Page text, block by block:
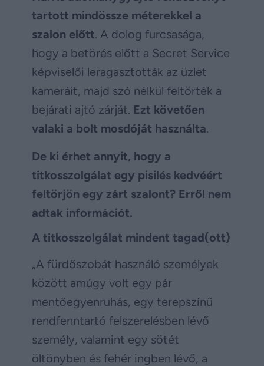
tartott mindössze méterekkel a
szalon előtt. A dolog furcsasága,
hogy a betörés előtt a Secret Service
képviselői leragasztották az üzlet
kameráit, majd szó nélkül feltörték a
bejárati ajtó zárját. Ezt követően
valaki a bolt mosdóját használta.
De ki érhet annyit, hogy a
titkosszolgálat egy pisilés kedvéért
feltörjön egy zárt szalont? Erről nem
adtak információt.
A titkosszolgálat mindent tagad(ott)
„A fürdőszobát használó személyek
között amúgy volt egy pár
mentőegyenruhás, egy terepszínű
rendfenntartó felszerelésben lévő
személy, valamint egy sötét
öltönyben és fehér ingben lévő, a